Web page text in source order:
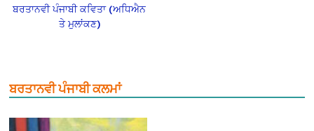
ਬਰਤਾਨਵੀ ਪੰਜਾਬੀ ਕਵਿਤਾ (ਅਧਿਐਨ
ਤੇ ਮੁਲਾਂਕਣ)
ਬਰਤਾਨਵੀ ਪੰਜਾਬੀ ਕਲਮਾਂ